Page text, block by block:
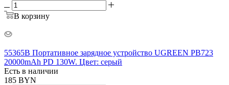
В корзину
55365B Портативное зарядное устройство UGREEN PB723
20000mAh PD 130W. Цвет: серый
Есть в наличии
185 BYN